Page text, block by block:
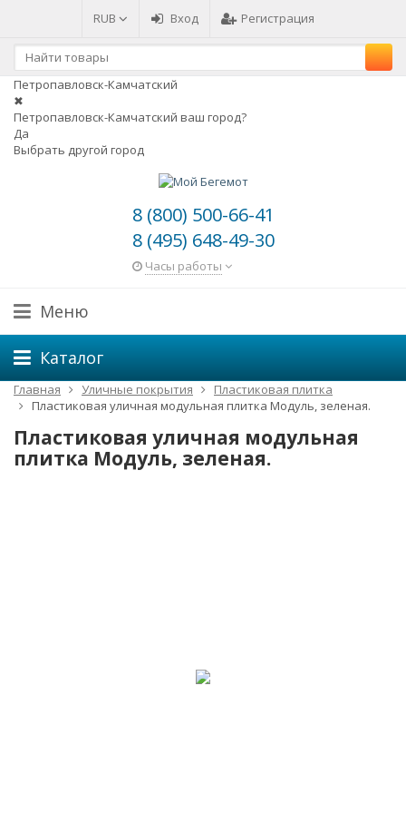
RUB Вход Регистрация
Петропавловск-Камчатский
✖
Петропавловск-Камчатский ваш город?
Да
Выбрать другой город
8 (800) 500-66-41
8 (495) 648-49-30
Часы работы
Меню
Каталог
Главная Уличные покрытия
Пластиковая плитка
Пластиковая уличная модульная плитка Модуль, зеленая.
Пластиковая уличная модульная
плитка Модуль, зеленая.